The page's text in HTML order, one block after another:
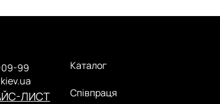
09-99
ЛИСТ
Каталог
Співпраця